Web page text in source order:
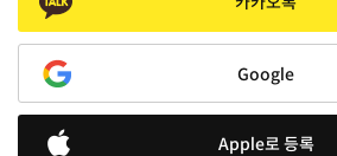
Google
Apple로 등록